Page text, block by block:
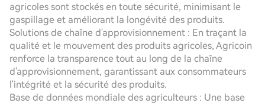
agricoles sont stockés en toute sécurité, minimisant le
gaspillage et améliorant la longévité des produits.
Solutions de chaîne d'approvisionnement : En traçant la
qualité et le mouvement des produits agricoles, Agricoin
renforce la transparence tout au long de la chaîne
d'approvisionnement, garantissant aux consommateurs
l'intégrité et la sécurité des produits.
Base de données mondiale des agriculteurs : Une base